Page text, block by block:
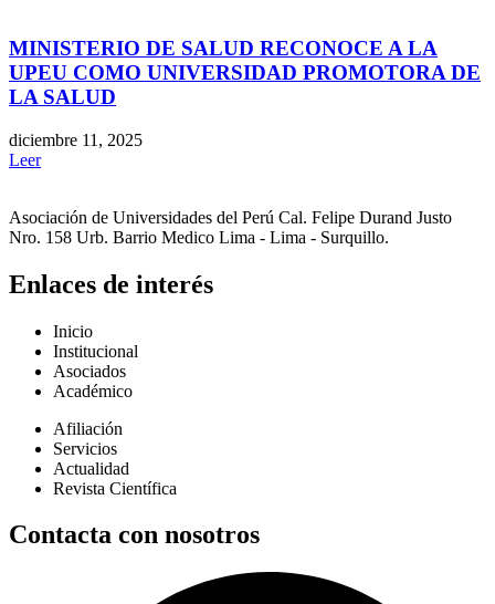
MINISTERIO DE SALUD RECONOCE A LA
UPEU COMO UNIVERSIDAD PROMOTORA DE
LA SALUD
diciembre 11, 2025
Leer
Asociación de Universidades del Perú Cal. Felipe Durand Justo
Nro. 158 Urb. Barrio Medico Lima - Lima - Surquillo.
Enlaces de interés
Inicio
Institucional
Asociados
Académico
Afiliación
Servicios
Actualidad
Revista Científica
Contacta con nosotros